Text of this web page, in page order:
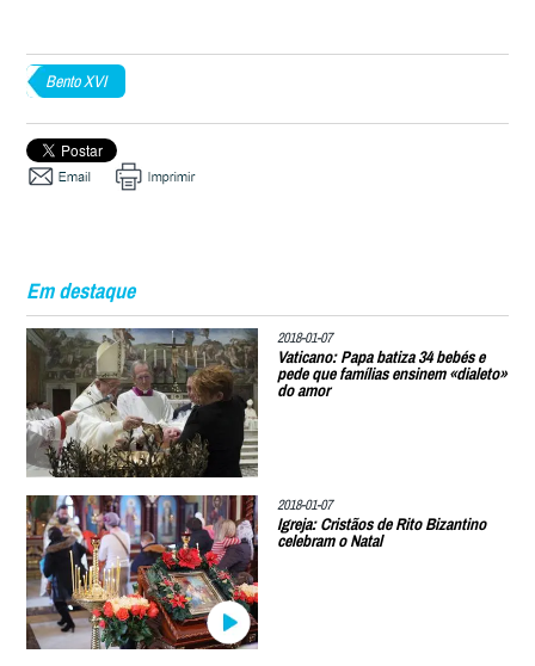
Bento XVI
Em destaque
2018-01-07
Vaticano: Papa batiza 34 bebés e
pede que famílias ensinem «dialeto»
do amor
2018-01-07
Igreja: Cristãos de Rito Bizantino
celebram o Natal